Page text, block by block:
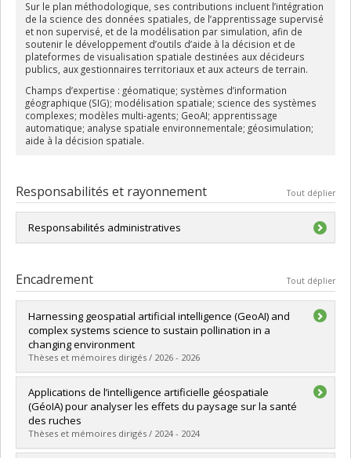
Sur le plan méthodologique, ses contributions incluent l’intégration
de la science des données spatiales, de l’apprentissage supervisé
et non supervisé, et de la modélisation par simulation , afin de
soutenir le développement d’outils d’aide à la décision et de
plateformes de visualisation spatiale destinées aux décideurs
publics, aux gestionnaires territoriaux et aux acteurs de terrain.
Champs d’expertise : géomatique; systèmes d’information
géographique (SIG); modélisation spatiale; science des systèmes
complexes; modèles multi-agents; GeoAI; apprentissage
automatique; analyse spatiale environnementale; géosimulation;
aide à la décision spatiale.
Responsabilités et rayonnement Tout déplier
Responsabilités administratives
cartographie dynamique
Encadrement Tout déplier
Harnessing geospatial artificial intelligence (GeoAI) and
complex systems science to sustain pollination in a
changing environment
Thèses et mémoires dirigés / 2026 - 2026
Diplômé(e) :Mahdizadeh Gharakhanlou, Navid
Cycle :Doctorat
Diplôme obtenu :
Lien vers le document dans Papyrus
Applications de l’intelligence artificielle géospatiale
(GéoIA) pour analyser les effets du paysage sur la santé
des ruches
Thèses et mémoires dirigés / 2024 - 2024